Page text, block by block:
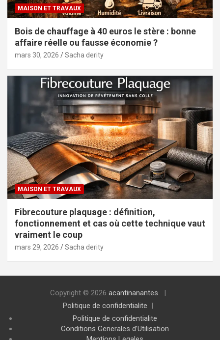
MAISON ET TRAVAUX
Bois de chauffage à 40 euros le stère : bonne
affaire réelle ou fausse économie ?
mars 30, 2026 Sacha derity
MAISON ET TRAVAUX
Fibrecouture plaquage : définition,
fonctionnement et cas où cette technique vaut
vraiment le coup
mars 29, 2026 Sacha derity
Copyright © 2026 acantinanantes
Politique de confidentialite
Politique de confidentialite
Conditions Generales d’Utilisation